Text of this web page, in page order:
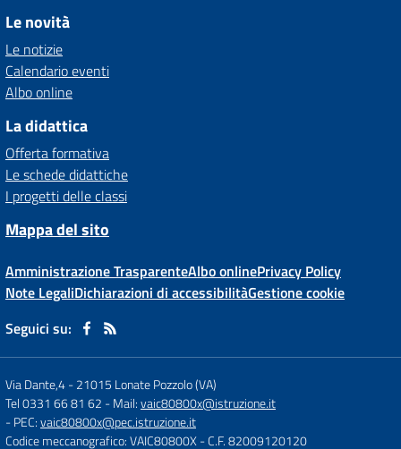
Le novità
Le notizie
Calendario eventi
Albo online
La didattica
Offerta formativa
Le schede didattiche
I progetti delle classi
Mappa del sito
Amministrazione TrasparenteAlbo onlinePrivacy Policy
Note LegaliDichiarazioni di accessibilitàGestione cookie
Seguici su:
Via Dante,4-21015 Lonate Pozzolo (VA)
Tel 0331 66 81 62 - Mail:vaic80800x@istruzione.it
- PEC:vaic80800x@pec.istruzione.it
Codice meccanografico: VAIC80800X- C.F. 82009120120